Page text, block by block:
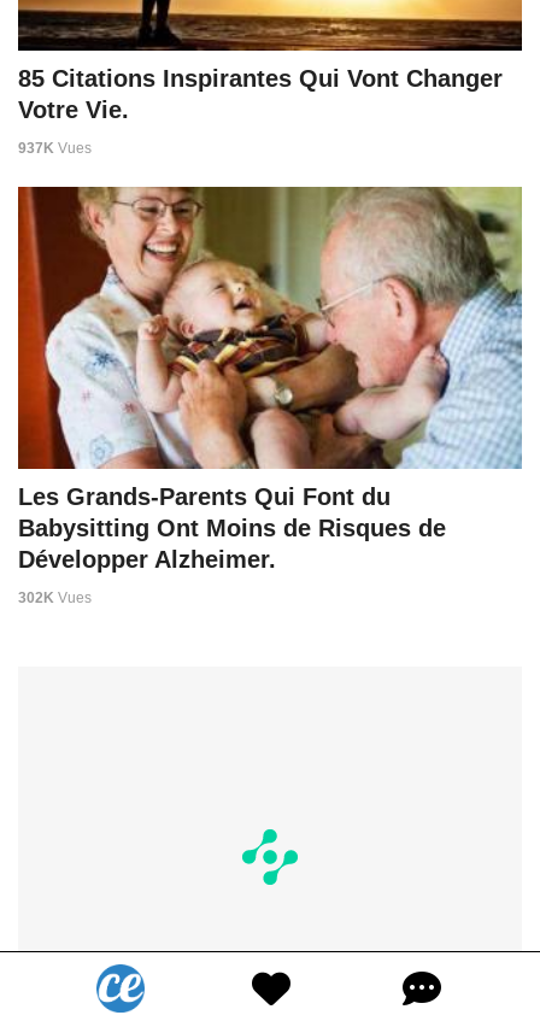
85 Citations Inspirantes Qui Vont Changer
Votre Vie.
937K Vues
Les Grands-Parents Qui Font du
Babysitting Ont Moins de Risques de
Développer Alzheimer.
302K Vues